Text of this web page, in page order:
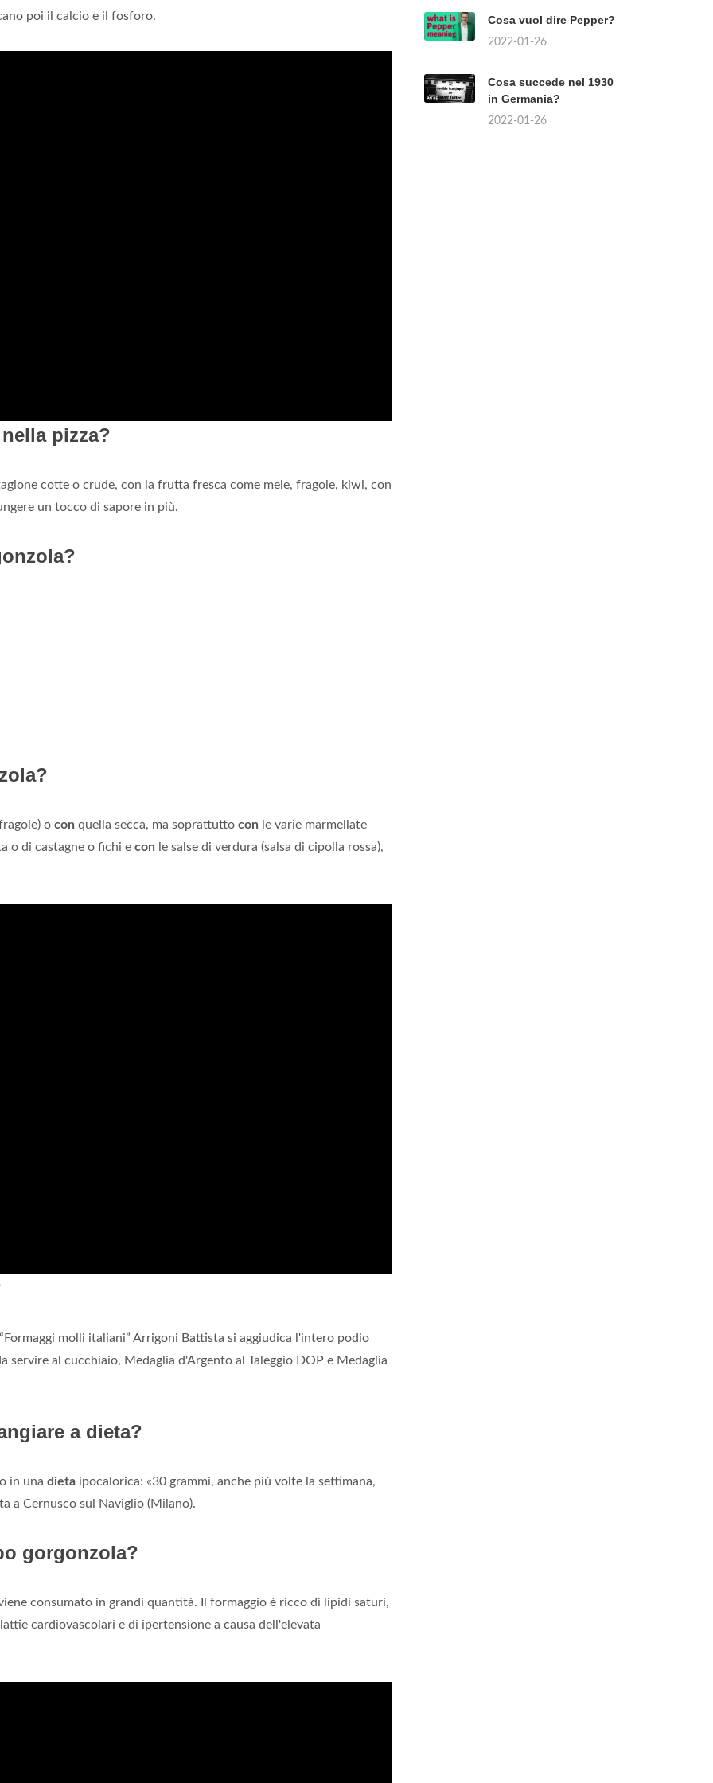
poi il calcio e il fosforo.
pizza?
cotte o crude, con la frutta fresca come mele, fragole, kiwi, con
un tocco di sapore in più.
o con quella secca, ma soprattutto con le varie marmellate
o di castagne o fichi e con le salse di verdura (salsa di cipolla rossa),
molli italiani” Arrigoni Battista si aggiudica l'intero podio
servire al cucchiaio, Medaglia d'Argento al Taleggio DOP e Medaglia
a dieta?
in una dieta ipocalorica: «30 grammi, anche più volte la settimana,
a Cernusco sul Naviglio (Milano).
gorgonzola?
consumato in grandi quantità. Il formaggio è ricco di lipidi saturi,
cardiovascolari e di ipertensione a causa dell'elevata
Cosa vuol dire Pepper?
2022-01-26
Cosa succede nel 1930
in Germania?
2022-01-26